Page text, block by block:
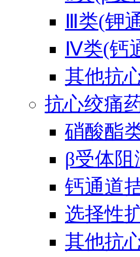
Ⅲ类(钾
Ⅳ类(钙
其他抗
抗心绞痛
硝酸酯
β受体阻
钙通道
选择性
其他抗